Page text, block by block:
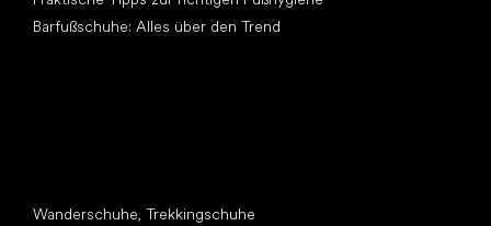
Barfußschuhe: Alles über den Trend
Wanderschuhe, Trekkingschuhe